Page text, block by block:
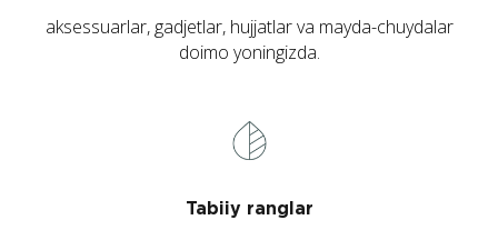
aksessuarlar, gadjetlar, hujjatlar va mayda-chuydalar
doimo yoningizda.
Tabiiy ranglar